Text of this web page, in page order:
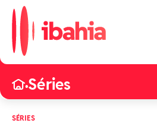
•Séries
SÉRIES